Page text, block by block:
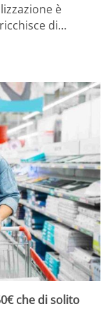
è
di…
che di solito